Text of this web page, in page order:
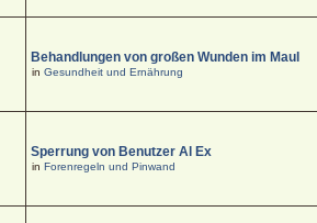
Behandlungen von großen Wunden im Maul
inGesundheit und Ernährung
Sperrung von Benutzer Al Ex
inForenregeln und Pinwand